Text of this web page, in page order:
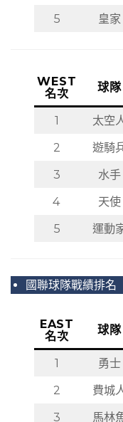
5
皇家
WEST
名次
球隊
1 太空
2
遊騎
3
水手
4
天使
5
運動
國聯球隊戰績排名
EAST
名次
球隊
1 勇士
2
費城
3
馬林